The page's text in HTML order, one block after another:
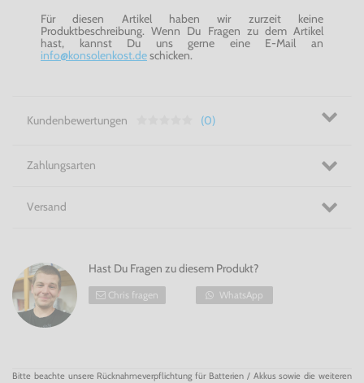
Für diesen Artikel haben wir zurzeit keine
Produktbeschreibung. Wenn Du Fragen zu dem Artikel
hast, kannst Du uns gerne eine E-Mail an
info@konsolenkost.deschicken.
Kundenbewertungen (0)
Zahlungsarten
Versand
Hast Du Fragen zu diesem Produkt?
Chris fragen WhatsApp
Bitte beachte unsere Rücknahmeverpflichtung für Batterien / Akkus sowie die weiteren